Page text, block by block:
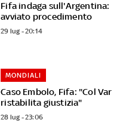
Fifa indaga sull'Argentina:
avviato procedimento
29 lug - 20:14
Caso Embolo, Fifa: "Col Var
ristabilita giustizia"
MONDIALI
28 lug - 23:06